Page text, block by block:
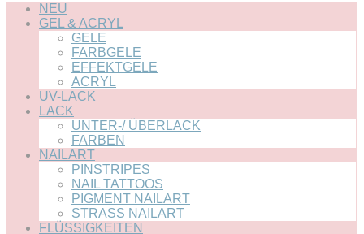
NEU
GEL & ACRYL
GELE
FARBGELE
EFFEKTGELE
ACRYL
UV-LACK
LACK
UNTER-/ ÜBERLACK
FARBEN
NAILART
PINSTRIPES
NAIL TATTOOS
PIGMENT NAILART
STRASS NAILART
FLÜSSIGKEITEN